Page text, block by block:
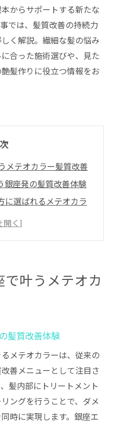
からサポートする新たな
では、髪質改善の持続力
く解説。繊細な髪の悩み
合った施術選びや、見た
髪作りに役立つ情報をお
メテオカラー髪質改善
銀座発の髪質改善体験
に選ばれるメテオカラ
オカラーの理由とは
悩みを根本から解決
策に選ばれるメテオカ
きるメテオカラー体験
される理由と口コミ紹
叶うメテオカ
髪質改善体験
メテオカラーは、従来の
善メニューとして注目さ
髪内部にトリートメント
ングを行うことで、ダメ
時に実現します。銀座エ